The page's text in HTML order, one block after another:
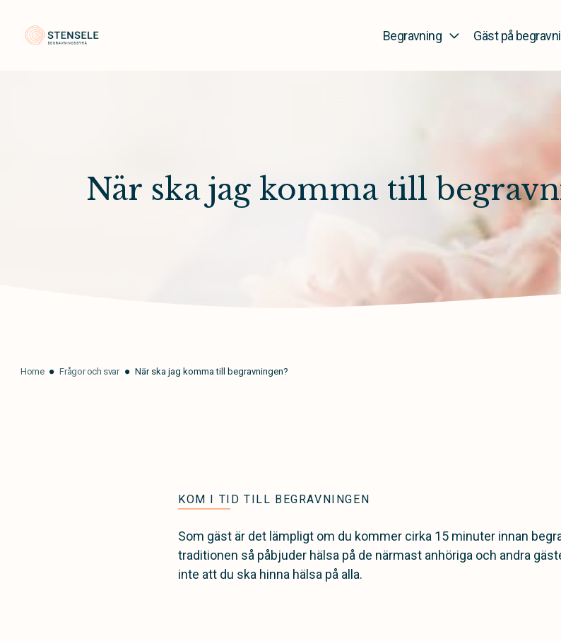
Begravning Gäst på
När ska jag komma till
Home Frågor och svar När ska jag komma till begravningen?
KOM I TID TILL BEGRAVNINGEN
Som gäst är det lämpligt om du kommer cirka 15 minuter innan
traditionen så påbjuder hälsa på de närmast anhöriga och andra
inte att du ska hinna hälsa på alla.